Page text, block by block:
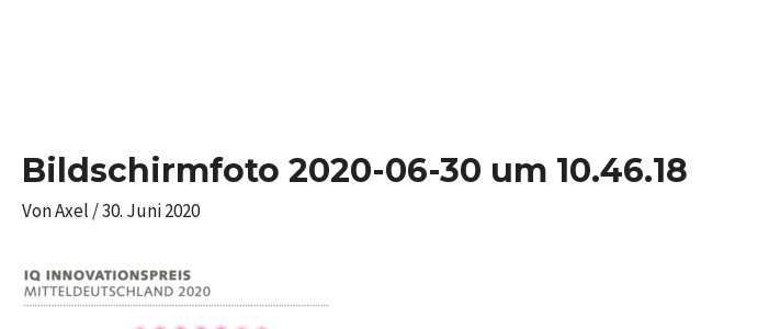
Bildschirmfoto 2020-06-30 um 10.46.18
VonAxel /30. Juni 2020